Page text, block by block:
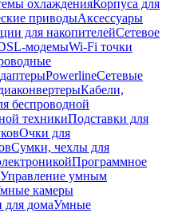
охлажденияКорпуса для
приводыАксессуары
для накопителейСетевое
модемыWi-Fi точки
PowerlineСетевые
Кабели,
беспроводной
техникиПодставки для
Очки для
Сумки, чехлы для
Программное
Управление умным
камеры
домаУмные